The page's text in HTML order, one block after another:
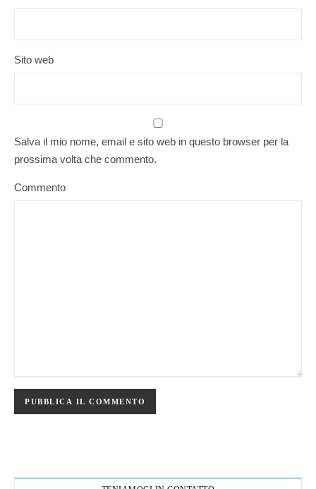
Sito web
Salva il mio nome, email e sito web in questo browser per la
prossima volta che commento.
Commento